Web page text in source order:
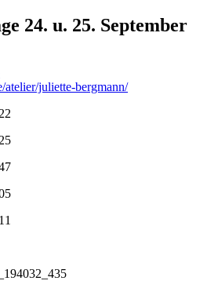
24. u. 25. September
atelier/juliette-bergmann/